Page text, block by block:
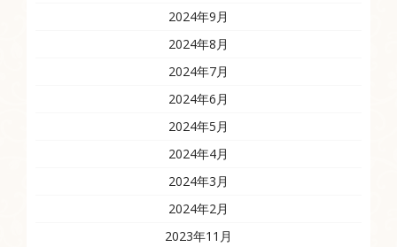
2024年9月
2024年8月
2024年7月
2024年6月
2024年5月
2024年4月
2024年3月
2024年2月
2023年11月